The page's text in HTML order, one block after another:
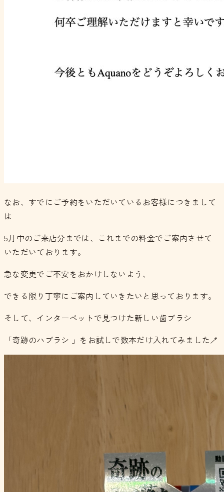
なお、すでにご予約をいただいているお客様につきまして
は
5月中のご来店分までは、これまでの料金でご案内させて
いただいております。
急な変更でご不安をおかけしないよう、
できる限り丁寧にご案内していきたいと思っております。
そして、インターペットで見つけた新しい歯ブラシ
「奇跡のハブラシ 」をお試しで数本だけ入れてみました🪥